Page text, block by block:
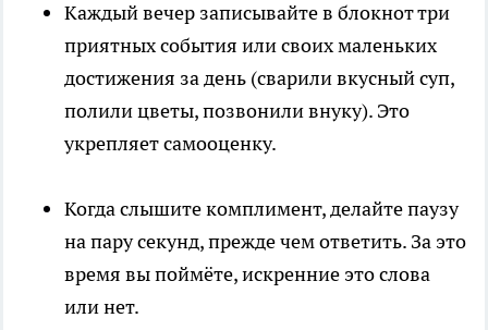
Каждый вечер записывайте в блокнот три
приятных события или своих маленьких
достижения за день (сварили вкусный суп,
полили цветы, позвонили внуку). Это
укрепляет самооценку.
Когда слышите комплимент, делайте паузу
на пару секунд, прежде чем ответить. За это
время вы поймёте, искренние это слова
или нет.